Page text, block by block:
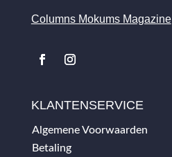
Columns Mokums Magazine
KLANTENSERVICE
Algemene Voorwaarden
Betaling